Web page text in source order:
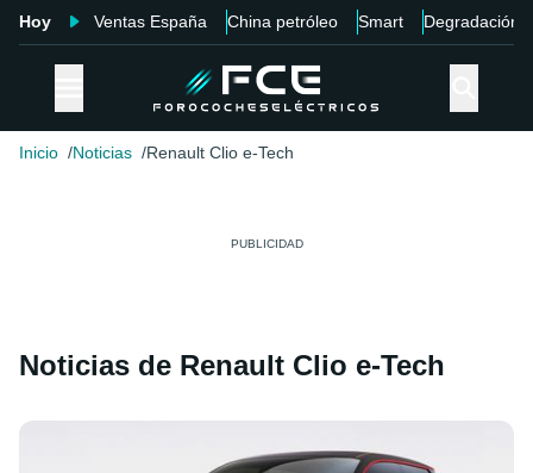
Hoy Ventas España China petróleo Smart Degradación
Inicio Noticias Renault Clio e-Tech
Noticias de Renault Clio e-Tech